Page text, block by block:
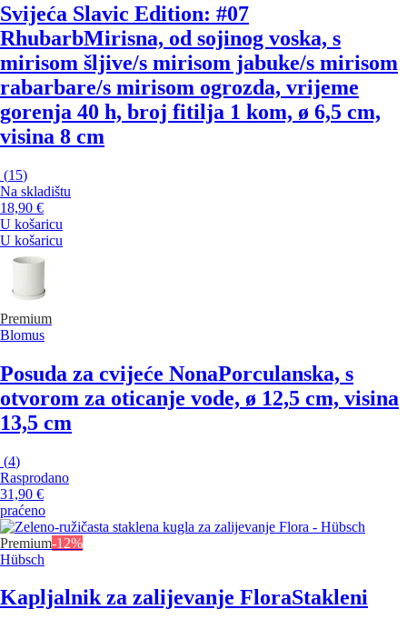
Svijeća Slavic Edition: #07
RhubarbMirisna, od sojinog voska, s
mirisom šljive/s mirisom jabuke/s mirisom
rabarbare/s mirisom ogrozda, vrijeme
gorenja 40 h, broj fitilja 1 kom, ø 6,5 cm,
visina 8 cm
(15)
Na skladištu
18,90 €
U košaricu
U košaricu
Premium
Blomus
Posuda za cvijeće NonaPorculanska, s
otvorom za oticanje vode, ø 12,5 cm, visina
13,5 cm
(4)
Rasprodano
31,90 €
praćeno
Premium-12%
Hübsch
Kapljalnik za zalijevanje FloraStakleni